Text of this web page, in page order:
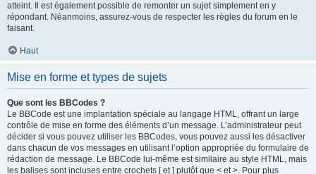
atteint. Il est également possible de remonter un sujet simplement en y
répondant. Néanmoins, assurez-vous de respecter les règles du forum en le
faisant.
Haut
Mise en forme et types de sujets
Que sont les BBCodes ?
Le BBCode est une implantation spéciale au langage HTML, offrant un large
contrôle de mise en forme des éléments d’un message. L’administrateur peut
décider si vous pouvez utiliser les BBCodes, vous pouvez aussi les désactiver
dans chacun de vos messages en utilisant l’option appropriée du formulaire de
rédaction de message. Le BBCode lui-même est similaire au style HTML, mais
les balises sont incluses entre crochets [ et ] plutôt que < et >. Pour plus